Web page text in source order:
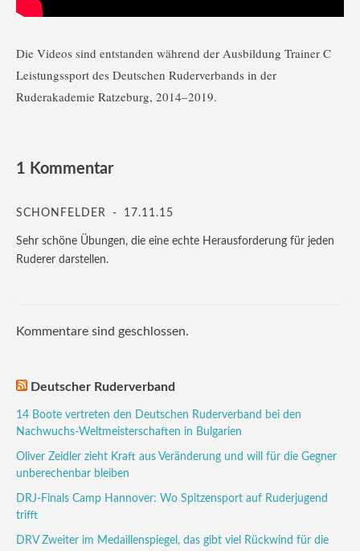
Die Videos sind entstanden während der Ausbildung Trainer C
Leistungssport des Deutschen Ruderverbands in der
Ruderakademie Ratzeburg, 2014–2019.
1 Kommentar
SCHÖNFELDER 17.11.15
Sehr schöne Übungen, die eine echte Herausforderung für jeden
Ruderer darstellen.
Kommentare sind geschlossen.
Deutscher Ruderverband
14 Boote vertreten den Deutschen Ruderverband bei den
Nachwuchs-Weltmeisterschaften in Bulgarien
Oliver Zeidler zieht Kraft aus Veränderung und will für die Gegner
unberechenbar bleiben
DRJ-Finals Camp Hannover: Wo Spitzensport auf Ruderjugend
trifft
DRV Zweiter im Medaillenspiegel, das gibt viel Rückwind für die